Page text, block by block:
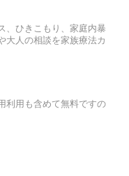
、ひきこもり、家庭内暴
大人の相談を家族療法カ
利用も含めて無料ですの